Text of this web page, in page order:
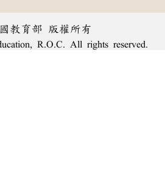
教育部 版權所有
R.O.C. All rights reserved.